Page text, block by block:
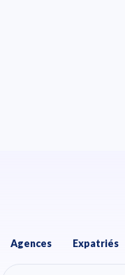
Agences Expatriés